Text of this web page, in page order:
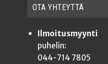
OTA YHTEYT­TÄ
Ilmoitusmyynti
puhelin:
044-714 7805